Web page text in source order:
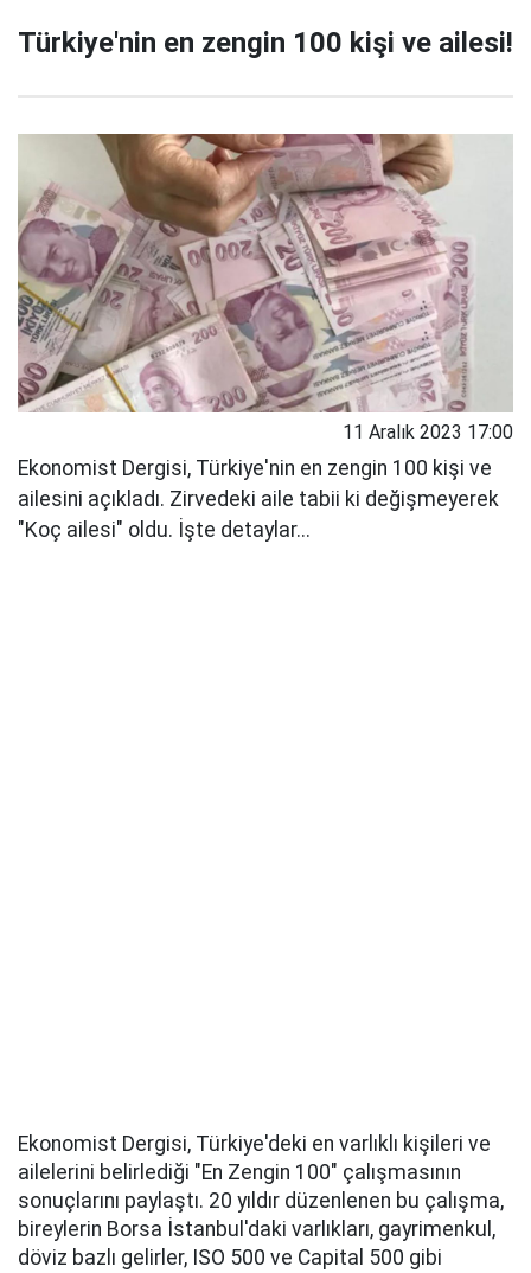
Türkiye'nin en zengin 100 kişi ve ailesi!
11 Aralık 2023 17:00
Ekonomist Dergisi, Türkiye'nin en zengin 100 kişi ve
ailesini açıkladı. Zirvedeki aile tabii ki değişmeyerek
"Koç ailesi" oldu. İşte detaylar...
Ekonomist Dergisi, Türkiye'deki en varlıklı kişileri ve
ailelerini belirlediği "En Zengin 100" çalışmasının
sonuçlarını paylaştı. 20 yıldır düzenlenen bu çalışma,
bireylerin Borsa İstanbul'daki varlıkları, gayrimenkul,
döviz bazlı gelirler, ISO 500 ve Capital 500 gibi